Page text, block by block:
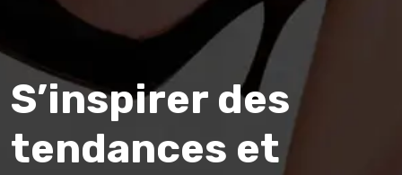
S’inspirer des
tendances et